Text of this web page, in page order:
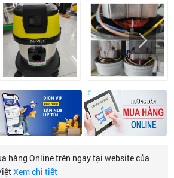
hàng Online trên ngay tại website của
Xem chi tiết